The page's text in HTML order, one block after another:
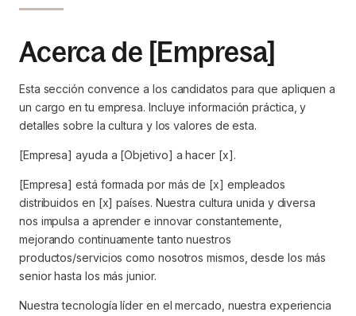
Acerca de [Empresa]
Esta sección convence a los candidatos para que apliquen a
un cargo en tu empresa. Incluye información práctica, y
detalles sobre la cultura y los valores de esta.
[Empresa] ayuda a [Objetivo] a hacer [x].
[Empresa] está formada por más de [x] empleados
distribuidos en [x] países. Nuestra cultura unida y diversa
nos impulsa a aprender e innovar constantemente,
mejorando continuamente tanto nuestros
productos/servicios como nosotros mismos, desde los más
senior hasta los más junior.
Nuestra tecnología líder en el mercado, nuestra experiencia